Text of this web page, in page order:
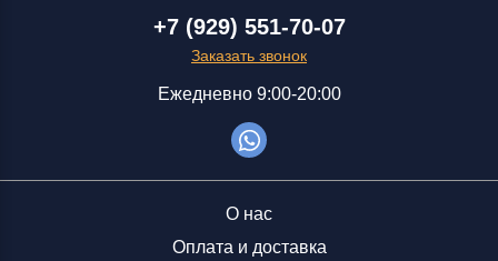
+7 (929) 551-70-07
Заказать звонок
Ежедневно 9:00-20:00
О нас
Оплата и доставка